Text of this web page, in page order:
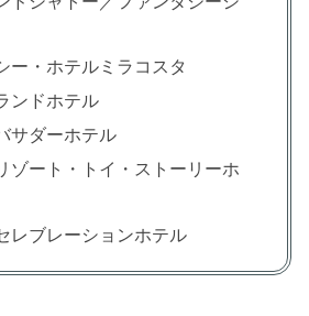
ー・ホテルミラコスタ
ンドホテル
サダーホテル
ゾート・トイ・ストーリーホ
レブレーションホテル